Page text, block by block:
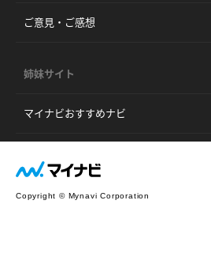
ご意見・ご感想
姉妹サイト
マイナビおすすめナビ
Copyright © Mynavi Corporation